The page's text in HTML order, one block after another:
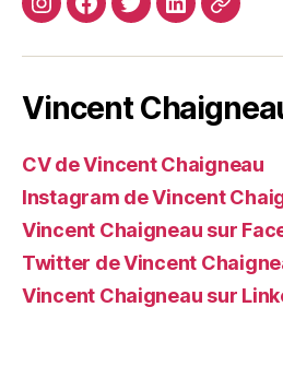
InstagramFacebook
TwitterLinkedin
Site
Vincent
CV de Vincent Chaigneau
Instagram de Vincent
Vincent Chaigneau sur
Twitter de Vincent
Vincent Chaigneau sur